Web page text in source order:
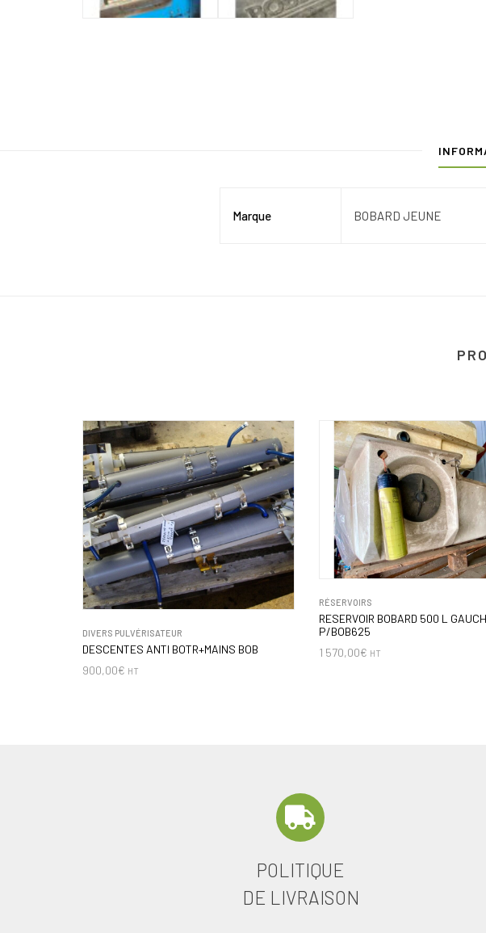
Marque BOBARD JEUNE
DIVERS PULVÉRISATEUR
DESCENTES ANTI BOTR+MAINS BOB
900,00€ HT
RÉSERVOIRS
RESERVOIR BOBARD 500 L
P/BOB625
1 570,00€ HT
POLITIQUE
DE LIVRAISON